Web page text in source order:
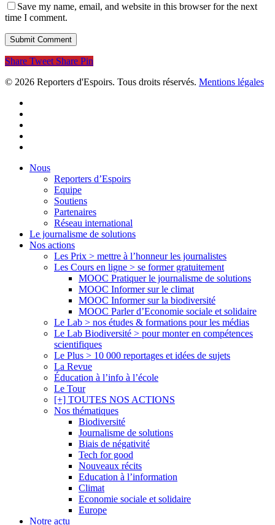
Save my name, email, and website in this browser for the next
time I comment.
Share Tweet Share Pin
© 2026 Reporters d'Espoirs. Tous droits réservés. Mentions légales
Close
Nous
Reporters d’Espoirs
Equipe
Soutiens
Partenaires
Réseau international
Le journalisme de solutions
Nos actions
Les Prix > mettre à l’honneur les journalistes
Les Cours en ligne > se former gratuitement
MOOC Pratiquer le journalisme de solutions
MOOC Informer sur le climat
MOOC Informer sur la biodiversité
MOOC Parler d’Economie sociale et solidaire
Le Lab > nos études & formations pour les médias
Le Lab Biodiversité > pour monter en compétences
scientifiques
Le Plus > 10 000 reportages et idées de sujets
La Revue
Éducation à l’info à l’école
Le Tour
[+] TOUTES NOS ACTIONS
Nos thématiques
Biodiversité
Journalisme de solutions
Biais de négativité
Tech for good
Nouveaux récits
Education à l’information
Climat
Economie sociale et solidaire
Europe
Notre actu